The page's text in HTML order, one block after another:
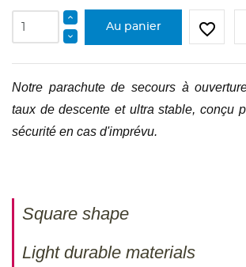
Au panier favorite_border
Notre parachute de secours à
taux de descente et ultra stable, conçu
sécurité en cas d'imprévu.
Square shape
Light durable materials